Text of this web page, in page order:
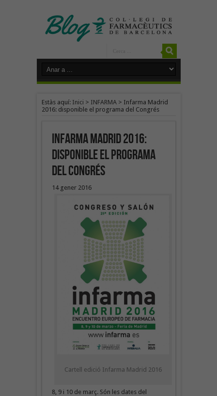
Estàs aquí: Inici > INFARMA> Infarma Madrid
2016: disponible el programa del Congrés
Infarma Madrid 2016:
disponible el programa
del Congrés
14 gener 2016
Cartell edició Infarma Madrid 2016
8, 9 i 10 de març. Són les dates del